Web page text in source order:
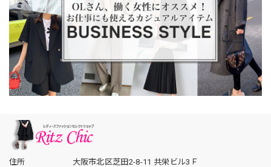
住所
大阪市北区芝田2-8-11 共栄ビル3Ｆ